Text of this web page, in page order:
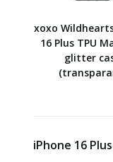
xoxo
16 Plus TPU
glitter
iPhone 16